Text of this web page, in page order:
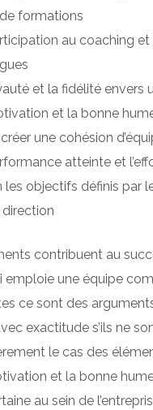
formations
au coaching
et la fidélité envers
et la bonne
une cohésion
atteinte et
les objectifs définis par
direction
contribuent au
emploie une équipe
ce sont des
exactitude s’ils ne
le cas des
et la bonne
au sein de